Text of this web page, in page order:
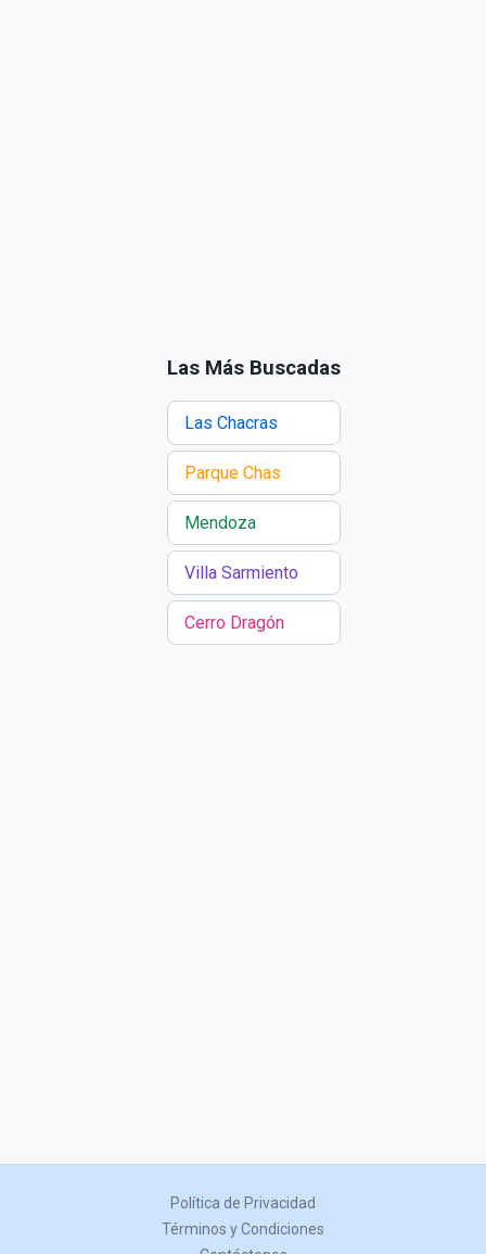
Las Más Buscadas
Las Chacras
Parque Chas
Mendoza
Villa Sarmiento
Cerro Dragón
Política de Privacidad
Términos y Condiciones